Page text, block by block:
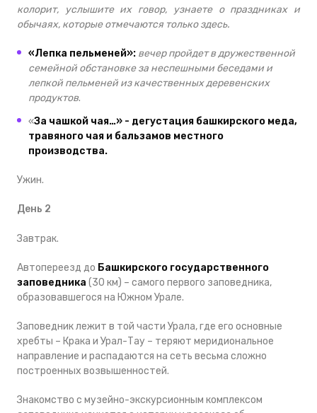
колорит, услышите их говор, узнаете о праздниках и
обычаях, которые отмечаются только здесь.
«Лепка пельменей»: вечер пройдет в дружественной
семейной обстановке за неспешными беседами и
лепкой пельменей из качественных деревенских
продуктов.
«За чашкой чая…» - дегустация башкирского меда,
травяного чая и бальзамов местного
производства.
Ужин.
День 2
Завтрак.
Автопереезд до Башкирского государственного
заповедника (30 км) – самого первого заповедника,
образовавшегося на Южном Урале.
Заповедник лежит в той части Урала, где его основные
хребты – Крака и Урал-Тау – теряют меридиональное
направление и распадаются на сеть весьма сложно
построенных возвышенностей.
Знакомство с музейно-экскурсионным комплексом